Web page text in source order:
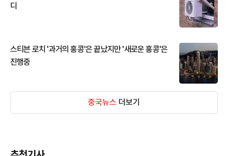
디
스티븐 로치 '과거의 홍콩'은 끝났지만 '새로운 홍콩'은
진행중
중국뉴스 더보기